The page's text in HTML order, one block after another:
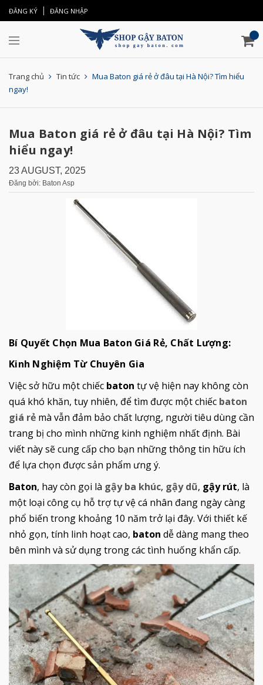
ĐĂNG KÝ ĐĂNG NHẬP
Trang chủ Tin tức
Mua Baton giá rẻ ở đâu tại Hà Nội? Tìm hiểu
ngay!
Mua Baton giá rẻ ở đâu tại Hà Nội? Tìm
hiểu ngay!
23 AUGUST, 2025
Đăng bởi: Baton Asp
Bí Quyết Chọn Mua Baton Giá Rẻ, Chất Lượng:
Kinh Nghiệm Từ Chuyên Gia
Việc sở hữu một chiếc baton tự vệ hiện nay không còn
quá khó khăn, tuy nhiên, để tìm được một chiếc baton
giá rẻ mà vẫn đảm bảo chất lượng, người tiêu dùng cần
trang bị cho mình những kinh nghiệm nhất định. Bài
viết này sẽ cung cấp cho bạn những thông tin hữu ích
để lựa chọn được sản phẩm ưng ý.
Baton, hay còn gọi là gậy ba khúc, gậy dũ, gậy rút, là
một loại công cụ hỗ trợ tự vệ cá nhân đang ngày càng
phổ biến trong khoảng 10 năm trở lại đây. Với thiết kế
nhỏ gọn, tính linh hoạt cao, baton dễ dàng mang theo
bên mình và sử dụng trong các tình huống khẩn cấp.